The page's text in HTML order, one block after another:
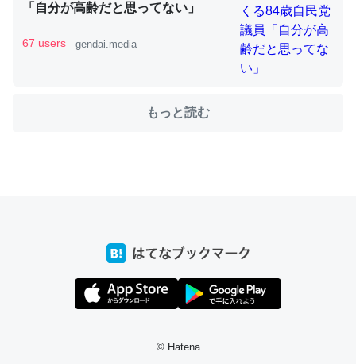
ちょうど同じ理由でEcho Show 8を設定中でした。Prime
り時間を日数にすると1週間とかの人が多いそうだけど、
たいなのでネット環境作ったけどAlexaしか使わないので
回線代ほとんどかからないですよ。参考：
「自分が高齢だと思ってない」
67 users gendai.media
もっと読む
© Hatena